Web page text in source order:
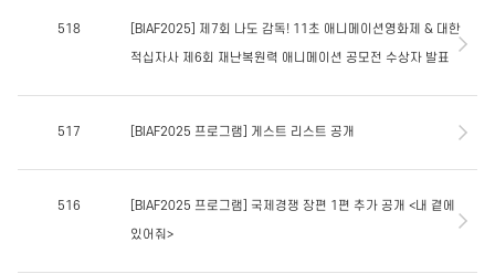
518
[BIAF2025] 제7회 나도 감독! 11초 애니메이션영화제 & 대한
적십자사 제6회 재난복원력 애니메이션 공모전 수상자 발표
517 [BIAF2025 프로그램] 게스트 리스트 공개
516
[BIAF2025 프로그램] 국제경쟁 장편 1편 추가 공개 <내 곁에
있어줘>